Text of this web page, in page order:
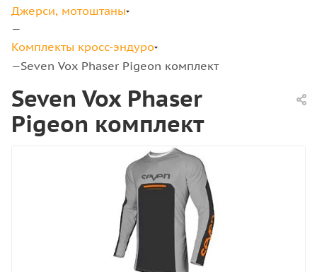
Джерси, мотоштаны
—
Комплекты кросс-эндуро
—Seven Vox Phaser Pigeon комплект
Seven Vox Phaser
Pigeon комплект